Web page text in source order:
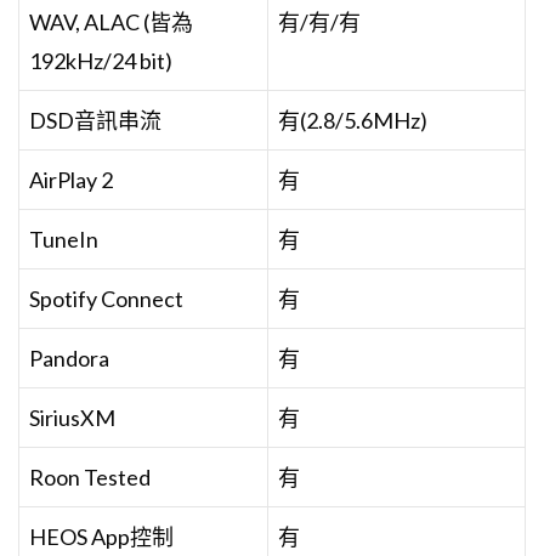
WAV, ALAC (皆為
192kHz/24 bit)
有/有/有
DSD音訊串流 有(2.8/5.6MHz)
AirPlay 2 有
TuneIn 有
Spotify Connect 有
Pandora 有
SiriusXM 有
Roon Tested 有
HEOS App控制 有